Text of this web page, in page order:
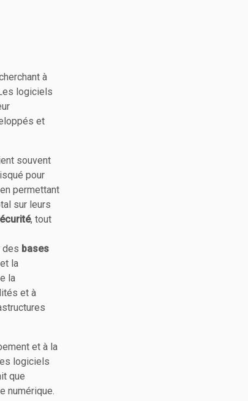
à
logiciels
et
souvent
pour
permettant
sur leurs
, tout
des bases
la
la
et à
et à la
logiciels
que
numérique.